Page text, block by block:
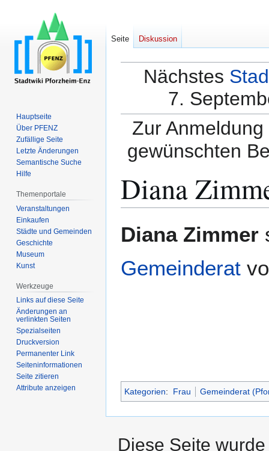
Nächstes
7.
Zur
gewünschten
Diana
Navigation
Suche
Diana Zimmer
Gemeinderat
Kategorien: Frau Gemeinderat
Seite Diskussion
Hauptseite
Über PFENZ
Zufällige Seite
Letzte Änderungen
Semantische Suche
Hilfe
Themenportale
Veranstaltungen
Einkaufen
Städte und Gemeinden
Geschichte
Museum
Kunst
Werkzeuge
Links auf diese Seite
Änderungen an
verlinkten Seiten
Spezialseiten
Druckversion
Permanenter Link
Seiten­­informationen
Seite zitieren
Attribute anzeigen
Diese Seite